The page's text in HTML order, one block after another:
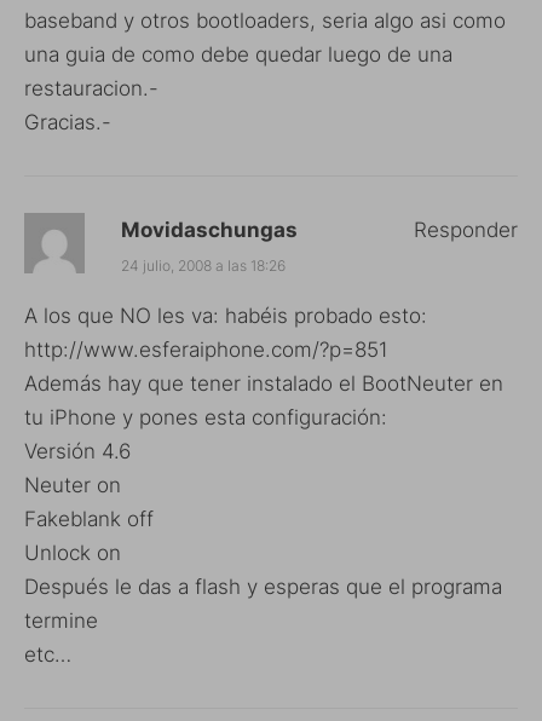
baseband y otros bootloaders, seria algo asi como
una guia de como debe quedar luego de una
restauracion.-
Gracias.-
Movidaschungas
24 julio, 2008 a las 18:26
A los que NO les va: habéis probado esto:
http://www.esferaiphone.com/?p=851
Además hay que tener instalado el BootNeuter en
tu iPhone y pones esta configuración:
Versión 4.6
Neuter on
Fakeblank off
Unlock on
Después le das a flash y esperas que el programa
termine
etc…
Responder